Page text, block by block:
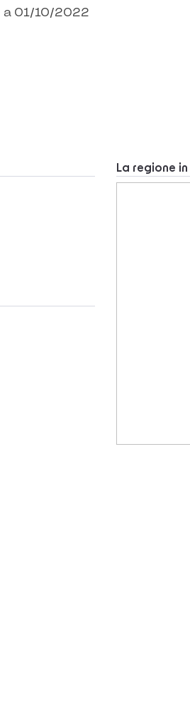
a 01/10/2022
La regione